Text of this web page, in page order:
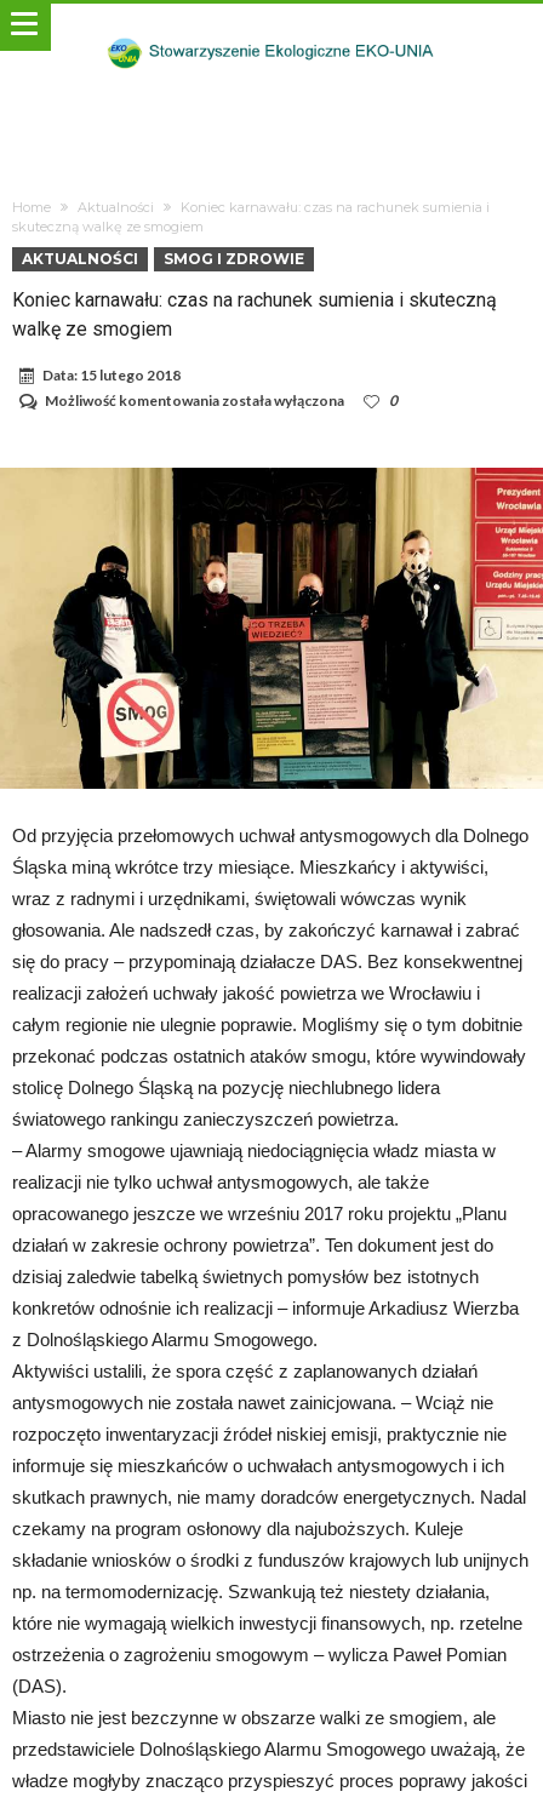
Home Aktualności
Koniec karnawału: czas na rachunek sumienia i
skuteczną walkę ze smogiem
AKTUALNOŚCI SMOG I ZDROWIE
Koniec karnawału: czas na rachunek sumienia i skuteczną
walkę ze smogiem
Data: 15 lutego 2018
Możliwość komentowania Koniec
rachunek
sumienia
skuteczną
walkę
ze
smogiem
została wyłączona 0
Od przyjęcia przełomowych uchwał antysmogowych dla Dolnego
Śląska miną wkrótce trzy miesiące. Mieszkańcy i aktywiści,
wraz z radnymi i urzędnikami, świętowali wówczas wynik
głosowania. Ale nadszedł czas, by zakończyć karnawał i zabrać
się do pracy – przypominają działacze DAS. Bez konsekwentnej
realizacji założeń uchwały jakość powietrza we Wrocławiu i
całym regionie nie ulegnie poprawie. Mogliśmy się o tym dobitnie
przekonać podczas ostatnich ataków smogu, które wywindowały
stolicę Dolnego Śląską na pozycję niechlubnego lidera
światowego rankingu zanieczyszczeń powietrza.
– Alarmy smogowe ujawniają niedociągnięcia władz miasta w
realizacji nie tylko uchwał antysmogowych, ale także
opracowanego jeszcze we wrześniu 2017 roku projektu „Planu
działań w zakresie ochrony powietrza”. Ten dokument jest do
dzisiaj zaledwie tabelką świetnych pomysłów bez istotnych
konkretów odnośnie ich realizacji – informuje Arkadiusz Wierzba
z Dolnośląskiego Alarmu Smogowego.
Aktywiści ustalili, że spora część z zaplanowanych działań
antysmogowych nie została nawet zainicjowana. – Wciąż nie
rozpoczęto inwentaryzacji źródeł niskiej emisji, praktycznie nie
informuje się mieszkańców o uchwałach antysmogowych i ich
skutkach prawnych, nie mamy doradców energetycznych. Nadal
czekamy na program osłonowy dla najuboższych. Kuleje
składanie wniosków o środki z funduszów krajowych lub unijnych
np. na termomodernizację. Szwankują też niestety działania,
które nie wymagają wielkich inwestycji finansowych, np. rzetelne
ostrzeżenia o zagrożeniu smogowym – wylicza Paweł Pomian
(DAS).
Miasto nie jest bezczynne w obszarze walki ze smogiem, ale
przedstawiciele Dolnośląskiego Alarmu Smogowego uważają, że
władze mogłyby znacząco przyspieszyć proces poprawy jakości